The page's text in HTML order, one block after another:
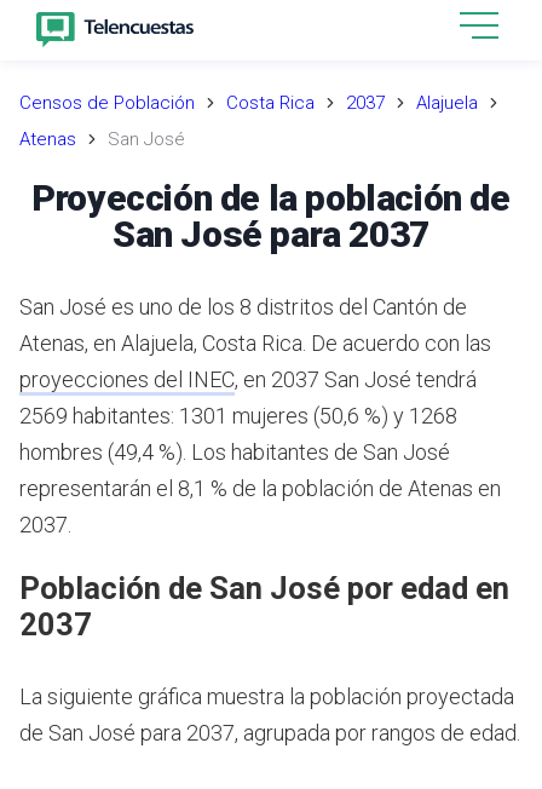
Censos de Población Costa Rica 2037
Alajuela
Atenas
San José
Proyección de la población de
San José para 2037
San José es uno de los 8 distritos del Cantón de
Atenas, en Alajuela, Costa Rica. De acuerdo con las
proyecciones del INEC, en 2037 San José tendrá
2569 habitantes: 1301 mujeres (50,6 %) y 1268
hombres (49,4 %). Los habitantes de San José
representarán el 8,1 % de la población de Atenas en
2037.
Población de San José por edad en
2037
La siguiente gráfica muestra la población proyectada
de San José para 2037, agrupada por rangos de edad.